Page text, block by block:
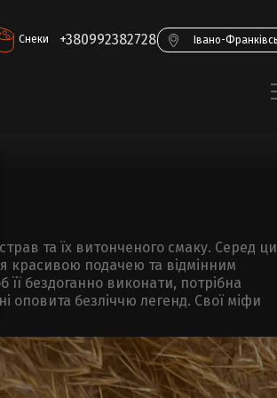
Снеки +380992382728 Івано-
та їх витонченого смаку. Серед
красивою подачею та відмінним
бездоганно виконати, потрібна
оповита безліччю легенд. Свої міфи